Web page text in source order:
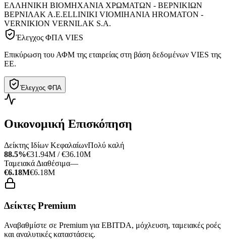
ΕΛΛΗΝΙΚΗ ΒΙΟΜΗΧΑΝΙΑ ΧΡΩΜΑΤΩΝ - ΒΕΡΝΙΚΙΩΝ
ΒΕΡΝΙΛΑΚ Α.Ε.ELLINIKI VIOMIHANIA HROMATON -
VERNIKION VERNILAK S.A.
Έλεγχος ΦΠΑ VIES
Επικύρωση του ΑΦΜ της εταιρείας στη βάση δεδομένων VIES της
ΕΕ.
Έλεγχος ΦΠΑ
Οικονομική Επισκόπηση
Δείκτης Ιδίων ΚεφαλαίωνΠολύ καλή
88.5%€31.94M / €36.10M
Ταμειακά Διαθέσιμα—
€6.18M€6.18M
Δείκτες Premium
Αναβαθμίστε σε Premium για EBITDA, μόχλευση, ταμειακές ροές
και αναλυτικές καταστάσεις.